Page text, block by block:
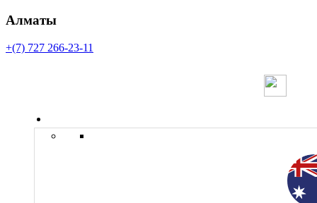
Алматы
+(7) 727 266-23-11